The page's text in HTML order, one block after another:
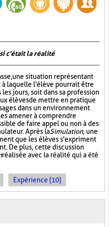
c'était la réalité
une situation représentant
laquelle l'élève pourrait être
jours, soit dans sa profession
élèves de mettre en pratique
dans un environnement
amener à comprendre
de faire appel ou non à des
Après laSimulation, une
que les élèves s'expriment
De plus, cette discussion
réalisée avec la réalité qui a été
Expérience (10)